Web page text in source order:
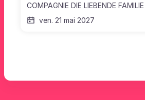
COMPAGNIE DIE LIEBENDE FAMILIE
ven. 21 mai 2027